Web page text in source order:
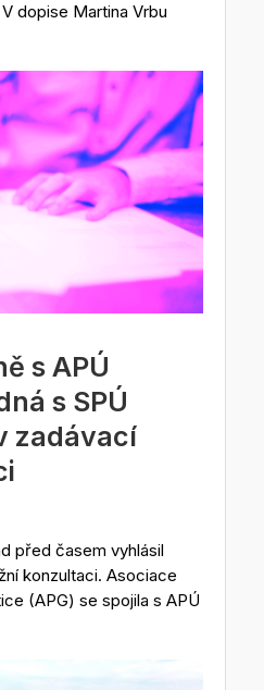
dopise Martina Vrbu
s APÚ
s SPÚ
zadávací
před časem vyhlásil
konzultaci. Asociace
(APG) se spojila s APÚ